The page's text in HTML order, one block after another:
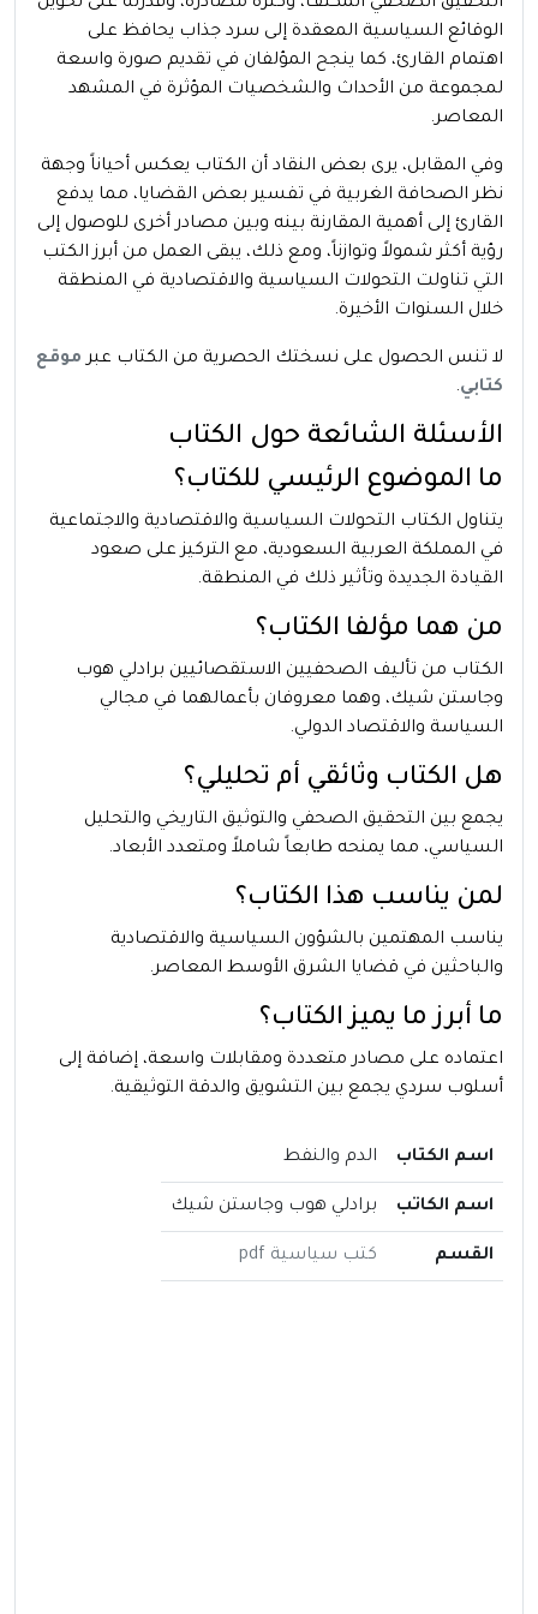
التحقيق الصحفي المكثف، وكثرة مصادره، وقدرته على تحويل
الوقائع السياسية المعقدة إلى سرد جذاب يحافظ على
اهتمام القارئ، كما ينجح المؤلفان في تقديم صورة واسعة
لمجموعة من الأحداث والشخصيات المؤثرة في المشهد
المعاصر.
وفي المقابل، يرى بعض النقاد أن الكتاب يعكس أحياناً وجهة
نظر الصحافة الغربية في تفسير بعض القضايا، مما يدفع
القارئ إلى أهمية المقارنة بينه وبين مصادر أخرى للوصول إلى
رؤية أكثر شمولاً وتوازناً، ومع ذلك، يبقى العمل من أبرز الكتب
التي تناولت التحولات السياسية والاقتصادية في المنطقة
خلال السنوات الأخيرة.
لا تنس الحصول على نسختك الحصرية من الكتاب عبر موقع
كتابي.
الأسئلة الشائعة حول الكتاب
ما الموضوع الرئيسي للكتاب؟
يتناول الكتاب التحولات السياسية والاقتصادية والاجتماعية
في المملكة العربية السعودية، مع التركيز على صعود
القيادة الجديدة وتأثير ذلك في المنطقة.
من هما مؤلفا الكتاب؟
الكتاب من تأليف الصحفيين الاستقصائيين برادلي هوب
وجاستن شيك، وهما معروفان بأعمالهما في مجالي
السياسة والاقتصاد الدولي.
هل الكتاب وثائقي أم تحليلي؟
يجمع بين التحقيق الصحفي والتوثيق التاريخي والتحليل
السياسي، مما يمنحه طابعاً شاملاً ومتعدد الأبعاد.
لمن يناسب هذا الكتاب؟
يناسب المهتمين بالشؤون السياسية والاقتصادية
والباحثين في قضايا الشرق الأوسط المعاصر.
ما أبرز ما يميز الكتاب؟
اعتماده على مصادر متعددة ومقابلات واسعة، إضافة إلى
أسلوب سردي يجمع بين التشويق والدقة التوثيقية.
اسم الكتاب الدم والنفط
اسم الكاتب برادلي هوب وجاستن شيك
القسم كتب سياسية pdf